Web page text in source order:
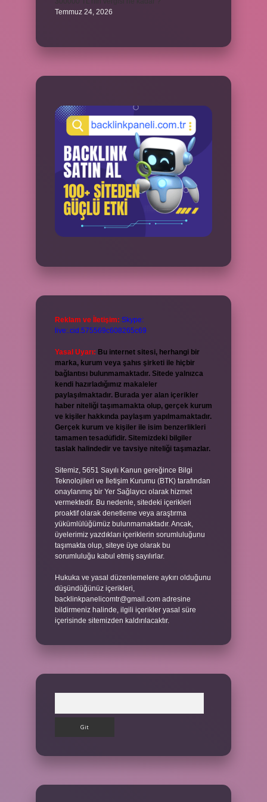
Temmuz 24, 2026
Reklam ve İletişim: Skype:
live:.cid.575569c608265c69
Yasal Uyarı: Bu internet sitesi, herhangi bir
marka, kurum veya şahıs şirketi ile hiçbir
bağlantısı bulunmamaktadır. Sitede yalnızca
kendi hazırladığımız makaleler
paylaşılmaktadır. Burada yer alan içerikler
haber niteliği taşımamakta olup, gerçek kurum
ve kişiler hakkında paylaşım yapılmamaktadır.
Gerçek kurum ve kişiler ile isim benzerlikleri
tamamen tesadüfidir. Sitemizdeki bilgiler
taslak halindedir ve tavsiye niteliği taşımazlar.
Sitemiz, 5651 Sayılı Kanun gereğince Bilgi
Teknolojileri ve İletişim Kurumu (BTK) tarafından
onaylanmış bir Yer Sağlayıcı olarak hizmet
vermektedir. Bu nedenle, sitedeki içerikleri
proaktif olarak denetleme veya araştırma
yükümlülüğümüz bulunmamaktadır. Ancak,
üyelerimiz yazdıkları içeriklerin sorumluluğunu
taşımakta olup, siteye üye olarak bu
sorumluluğu kabul etmiş sayılırlar.
Hukuka ve yasal düzenlemelere aykırı olduğunu
düşündüğünüz içerikleri,
backlinkpanelicomtr@gmail.com adresine
bildirmeniz halinde, ilgili içerikler yasal süre
içerisinde sitemizden kaldırılacaktır.